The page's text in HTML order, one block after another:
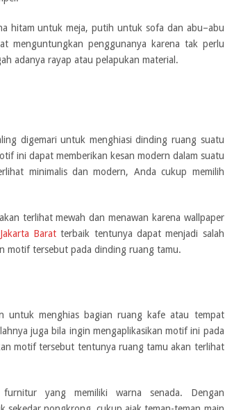
hitam untuk meja, putih untuk sofa dan abu–abu
menguntungkan penggunanya karena tak perlu
adanya rayap atau pelapukan material.
digemari untuk menghiasi dinding ruang suatu
ini dapat memberikan kesan modern dalam suatu
minimalis dan modern, Anda cukup memilih
terlihat mewah dan menawan karena wallpaper
Barat terbaik tentunya dapat menjadi salah
motif tersebut pada dinding ruang tamu.
untuk menghias bagian ruang kafe atau tempat
juga bila ingin mengaplikasikan motif ini pada
motif tersebut tentunya ruang tamu akan terlihat
furnitur yang memiliki warna senada. Dengan